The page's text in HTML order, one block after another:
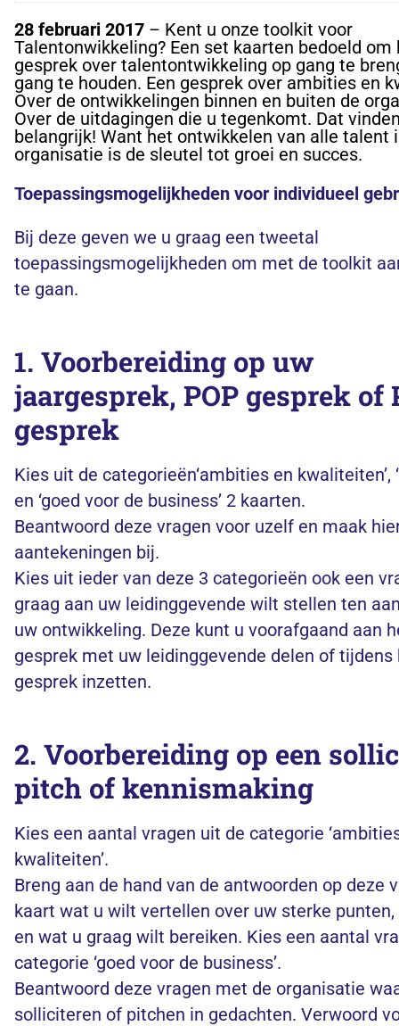
28 februari 2017 – Kent u onze toolkit voor
Talentonwikkeling? Een set kaarten bedoeld om
gesprek over talentontwikkeling op gang te
gang te houden. Een gesprek over ambities en
Over de ontwikkelingen binnen en buiten de
Over de uitdagingen die u tegenkomt. Dat
belangrijk! Want het ontwikkelen van alle talent
organisatie is de sleutel tot groei en succes.
Toepassingsmogelijkheden voor individueel
Bij deze geven we u graag een tweetal
toepassingsmogelijkheden om met de toolkit
te gaan.
1. Voorbereiding op uw
jaargesprek, POP gesprek of
gesprek
Kies uit de categorieën‘ambities en kwaliteiten’,
en ‘goed voor de business’ 2 kaarten.
Beantwoord deze vragen voor uzelf en maak
aantekeningen bij.
Kies uit ieder van deze 3 categorieën ook een
graag aan uw leidinggevende wilt stellen ten
uw ontwikkeling. Deze kunt u voorafgaand aan
gesprek met uw leidinggevende delen of tijdens
gesprek inzetten.
2. Voorbereiding op een
pitch of kennismaking
Kies een aantal vragen uit de categorie
kwaliteiten’.
Breng aan de hand van de antwoorden op deze
kaart wat u wilt vertellen over uw sterke
en wat u graag wilt bereiken. Kies een aantal
categorie ‘goed voor de business’.
Beantwoord deze vragen met de organisatie
solliciteren of pitchen in gedachten. Verwoord